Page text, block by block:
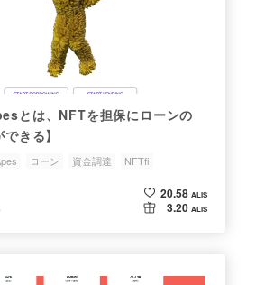
とは、NFTを担保にローンの
きる】
ローン 資金調達 NFTfi
20.58 ALIS
3.20 ALIS